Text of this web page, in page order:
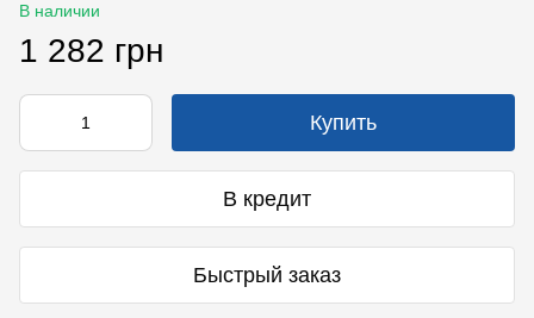
В наличии
1 282 грн
Купить
В кредит
Быстрый заказ